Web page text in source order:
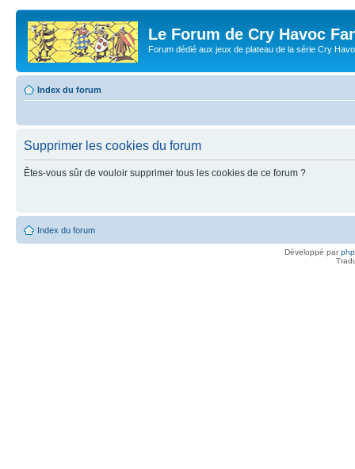
Le Forum de Cry Havoc
Forum dédié aux jeux de plateau de la série Cry
Index du forum
Supprimer les cookies du forum
Êtes-vous sûr de vouloir supprimer tous les cookies de ce forum ?
Index du forum
Développé par